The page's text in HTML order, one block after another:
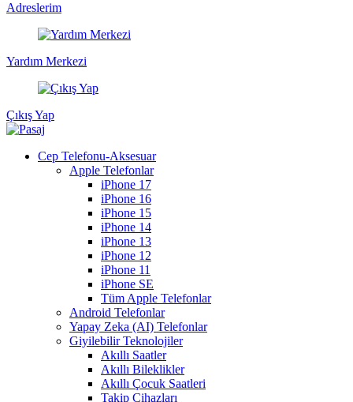
Adreslerim
Yardım Merkezi
Çıkış Yap
Cep Telefonu-Aksesuar
Apple Telefonlar
iPhone 17
iPhone 16
iPhone 15
iPhone 14
iPhone 13
iPhone 12
iPhone 11
iPhone SE
Tüm Apple Telefonlar
Android Telefonlar
Yapay Zeka (AI) Telefonlar
Giyilebilir Teknolojiler
Akıllı Saatler
Akıllı Bileklikler
Akıllı Çocuk Saatleri
Takip Cihazları